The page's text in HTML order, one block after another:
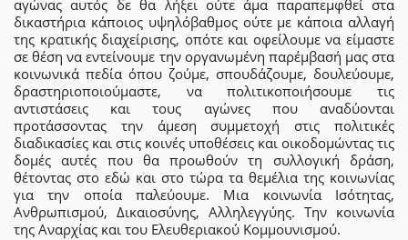
αγώνας αυτός δε θα λήξει ούτε άμα παραπεμφθεί στα
δικαστήρια κάποιος υψηλόβαθμος ούτε με κάποια αλλαγή
της κρατικής διαχείρισης, οπότε και οφείλουμε να είμαστε
σε θέση να εντείνουμε την οργανωμένη παρέμβασή μας στα
κοινωνικά πεδία όπου ζούμε, σπουδάζουμε, δουλεύουμε,
δραστηριοποιούμαστε, να πολιτικοποιήσουμε τις
αντιστάσεις και τους αγώνες που αναδύονται
προτάσσοντας την άμεση συμμετοχή στις πολιτικές
διαδικασίες και στις κοινές υποθέσεις και οικοδομώντας τις
δομές αυτές που θα προωθούν τη συλλογική δράση,
θέτοντας στο εδώ και στο τώρα τα θεμέλια της κοινωνίας
για την οποία παλεύουμε. Μια κοινωνία Ισότητας,
Ανθρωπισμού, Δικαιοσύνης, Αλληλεγγύης. Την κοινωνία
της Αναρχίας και του Ελευθεριακού Κομμουνισμού.